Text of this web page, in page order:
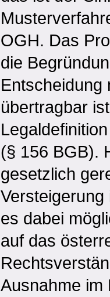
OGH. Das
die
Entscheidung
übertragbar
(§ 156 BGB).
gesetzlich
es dabei
auf das
Ausnahme im